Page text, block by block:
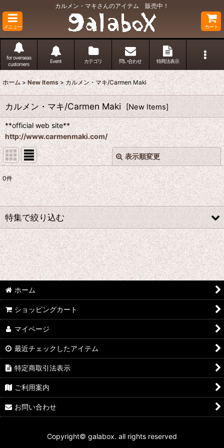
カルメン・マキさんのアイテム 販売中！
メニュー カート
for overseas
customers
Event カテゴリ 問い合わせ 特商法表示
ホーム > New Items > カルメン・マキ/Carmen Maki
カルメン・マキ/Carmen Maki [New Items]
**official web site**
http://www.carmenmaki.com/
表示順変更
表示数:
並び順:
絞り込む
閉じる
0件
特集で絞り込む
★☆★ galabox disx ★☆★
Adam Levy
青山陽一/Yoichi Aoyama
Undercurrent 4
石渡明廣/Akihiro Ishiwatari
イーヨ/eEyo
板倉文/Bun Itakura
今井アレクサンドル/Alexandre Imai
うつみようこ/Yoko Utsumi
太田恵資 / Keisuke Ota
ホーム
ショッピングカート
マイページ
最近チェックしたアイテム
特定商取引法表示
ご利用案内
お問い合わせ
Copyright© galabox. all rights reserved